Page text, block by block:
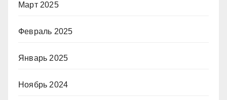
Март 2025
Февраль 2025
Январь 2025
Ноябрь 2024